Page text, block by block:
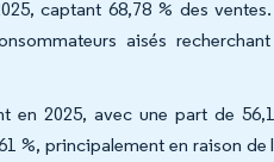
captant 68,78 % des
aisés
2025, avec une part de
%, principalement en raison